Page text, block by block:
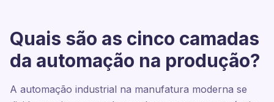
Quais são as cinco camadas
da automação na produção?
A automação industrial na manufatura moderna se